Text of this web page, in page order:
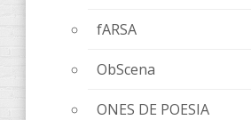
fARSA
ObScena
ONES DE POESIA